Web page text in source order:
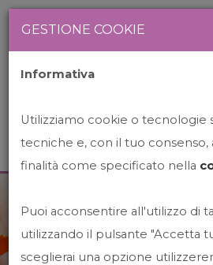
News&Events
GESTIONE COOKIE
Informativa
Utilizziamo cookie o tecnologie
tecniche e, con il tuo consenso,
finalità come specificato nella
Puoi acconsentire all'utilizzo di
utilizzando il pulsante "Accetta
sceglierai una opzione